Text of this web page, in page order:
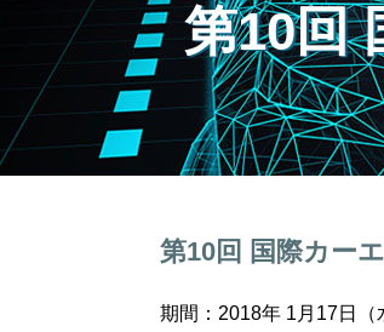
第10回
第10回 国際カー
期間：2018年 1月17日